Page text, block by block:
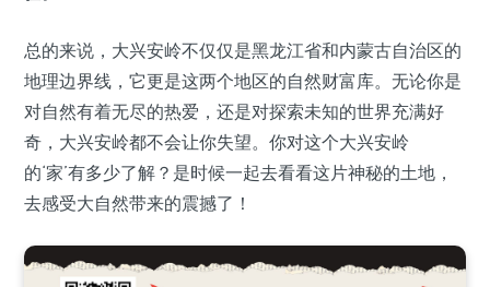
总的来说，大兴安岭不仅仅是黑龙江省和内蒙古自治区的
地理边界线，它更是这两个地区的自然财富库。无论你是
对自然有着无尽的热爱，还是对探索未知的世界充满好
奇，大兴安岭都不会让你失望。你对这个大兴安岭
的‘家’有多少了解？是时候一起去看看这片神秘的土地，
去感受大自然带来的震撼了！